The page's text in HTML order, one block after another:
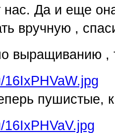
нас. Да и еще
вручную ,
выращиванию
пушистые,